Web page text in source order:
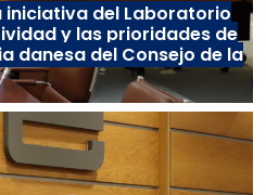
iniciativa del Laboratorio
y las prioridades de
danesa del Consejo de la